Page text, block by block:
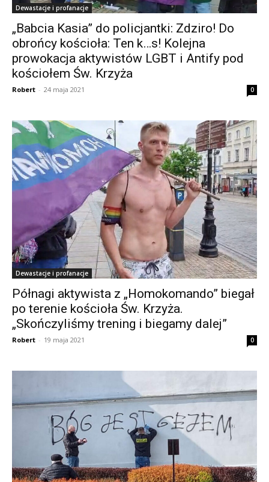
Dewastacje i profanacje
„Babcia Kasia” do policjantki: Zdziro! Do
obrońcy kościoła: Ten k…s! Kolejna
prowokacja aktywistów LGBT i Antify pod
kościołem Św. Krzyża
Robert - 24 maja 2021 0
Dewastacje i profanacje
Półnagi aktywista z „Homokomando” biegał
po terenie kościoła Św. Krzyża.
„Skończyliśmy trening i biegamy dalej”
Robert - 19 maja 2021 0